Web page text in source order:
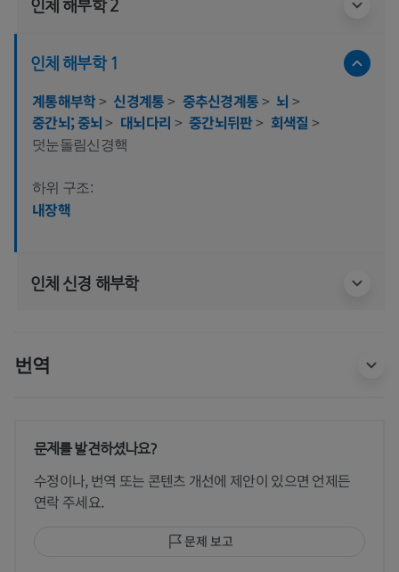
인체 해부학 2
인체 해부학 1
계통해부학> 신경계통> 중추신경계통> 뇌 >
중간뇌; 중뇌> 대뇌다리 > 중간뇌뒤판> 회색질 >
덧눈돌림신경핵
하위 구조:
내장핵
인체 신경 해부학
번역
문제를 발견하셨나요?
수정이나, 번역 또는 콘텐츠 개선에 제안이 있으면 언제든
연락 주세요.
문제 보고